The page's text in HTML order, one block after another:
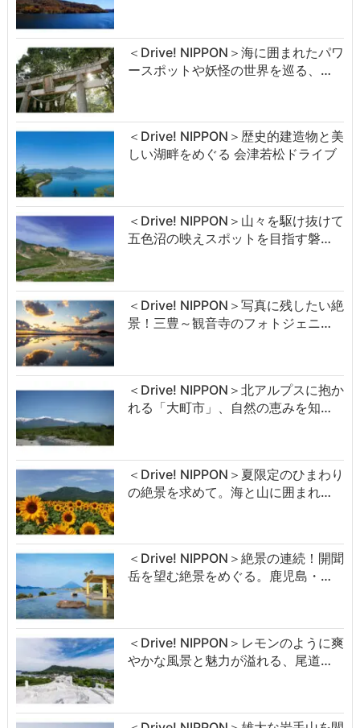
＜Drive! NIPPON＞海に囲まれたパワ
ースポットや妖怪の世界を巡る、…
＜Drive! NIPPON＞歴史的建造物と美
しい湖畔をめぐる 会津若松ドライブ
＜Drive! NIPPON＞山々を駆け抜けて
五色沼の映えスポットを目指す磐…
＜Drive! NIPPON＞写真に残したい絶
景！三豊～観音寺のフォトジェニ…
＜Drive! NIPPON＞北アルプスに抱か
れる「大町市」、自然の恵みを知…
＜Drive! NIPPON＞夏限定のひまわり
の絶景を求めて。海と山に囲まれ…
＜Drive! NIPPON＞絶景の連続！開聞
岳を望む絶景をめぐる。鹿児島・…
＜Drive! NIPPON＞レモンのように爽
やかな風景と魅力が溢れる、尾道…